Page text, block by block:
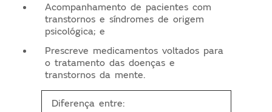
Acompanhamento de pacientes com
transtornos e síndromes de origem
psicológica; e
Prescreve medicamentos voltados para
o tratamento das doenças e
transtornos da mente.
Diferença entre: